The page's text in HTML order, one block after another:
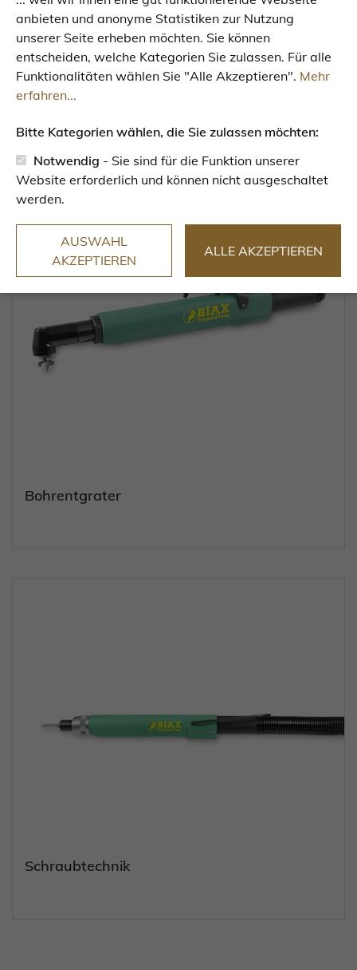
Bohrmaschinen
Bohrentgrater
Schraubtechnik
anbieten und anonyme Statistiken zur Nutzung
unserer Seite erheben möchten. Sie können
entscheiden, welche Kategorien Sie zulassen. Für alle
Funktionalitäten wählen Sie "Alle Akzeptieren". Mehr
erfahren...
Bitte Kategorien wählen, die Sie zulassen möchten:
Notwendig - Sie sind für die Funktion unserer
Website erforderlich und können nicht ausgeschaltet
werden.
AUSWAHL
AKZEPTIEREN
ALLE AKZEPTIEREN